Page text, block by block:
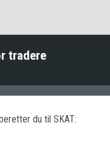
tradere
du til SKAT: